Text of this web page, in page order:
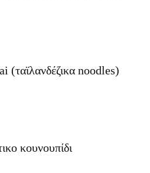
(ταϊλανδέζικα noodles)
κουνουπίδι